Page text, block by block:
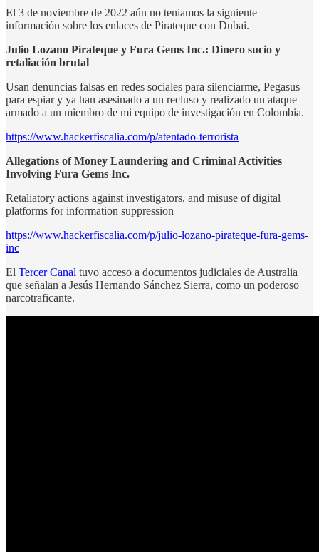
El 3 de noviembre de 2022 aún no teniamos la siguiente
información sobre los enlaces de Pirateque con Dubai.
Julio Lozano Pirateque y Fura Gems Inc.: Dinero sucio y
retaliación brutal
Usan denuncias falsas en redes sociales para silenciarme, Pegasus
para espiar y ya han asesinado a un recluso y realizado un ataque
armado a un miembro de mi equipo de investigación en Colombia.
https://www.hackerfiscalia.com/p/atentado-terrorista
Allegations of Money Laundering and Criminal Activities
Involving Fura Gems Inc.
Retaliatory actions against investigators, and misuse of digital
platforms for information suppression
https://www.hackerfiscalia.com/p/julio-lozano-pirateque-fura-gems-
inc
El Tercer Canal tuvo acceso a documentos judiciales de Australia
que señalan a Jesús Hernando Sánchez Sierra, como un poderoso
narcotraficante.